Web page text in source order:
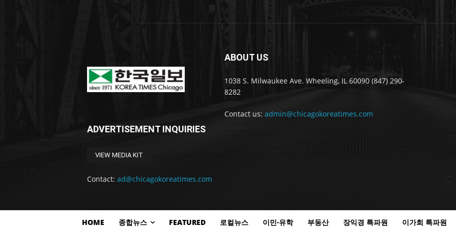
ABOUT US
1038 S. Milwaukee Ave. Wheeling, IL 60090 (847) 290-
8282
Contact us: admin@chicagokoreatimes.com
ADVERTISEMENT INQUIRIES
VIEW MEDIA KIT
Contact: ad@chicagokoreatimes.com
HOME 종합뉴스 FEATURED 로컬뉴스 이민·유학 부동산 장익경 특파원 이가희 특파원